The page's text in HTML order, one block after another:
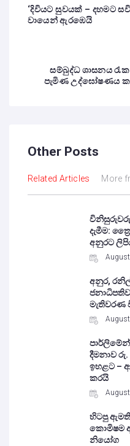
‘දිවියට සුවයක් – දහමට
වායෙන් ඇරඹෙයි
සම්බුද්ධ ශාසනය
පැමිණ උද්ඝෝෂණය
Other Posts
Related Articles More
දැමීම:
අනුරට
අනුර,
මැතිවරණ
දීමනාව රු.
ඉහළට –
කරයි
හිටපු
කොමිෂම
නියෝග